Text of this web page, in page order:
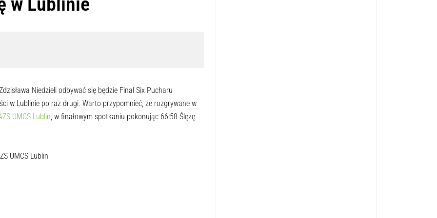
Niedzieli odbywać się będzie Final Six Pucharu
w Lublinie po raz drugi. Warto przypomnieć, że rozgrywane w
UMCS Lublin, w finałowym spotkaniu pokonując 66:58 Ślęzę
UMCS Lublin